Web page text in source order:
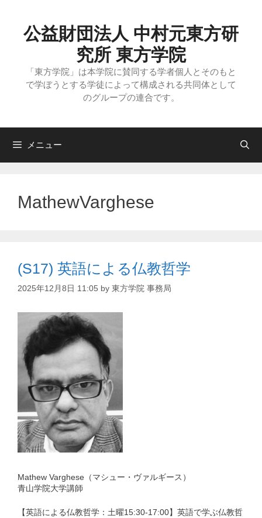
公益財団法人 中村元東方研
究所 東方学院
「東方学院」は本学院に賛同する学者個人とそのもと
で学ぼうとする学徒によって構成される共同体として
のグループの連合です。
メニュー
MathewVarghese
(S17) 英語による仏教哲学
2025年12月8日 11:05 by 東方学院 事務局
Mathew Varghese（マシュー・ヴァルギース）
青山学院大学講師
【英語による仏教哲学：土曜15:30-17:00】英語で学ぶ仏教哲